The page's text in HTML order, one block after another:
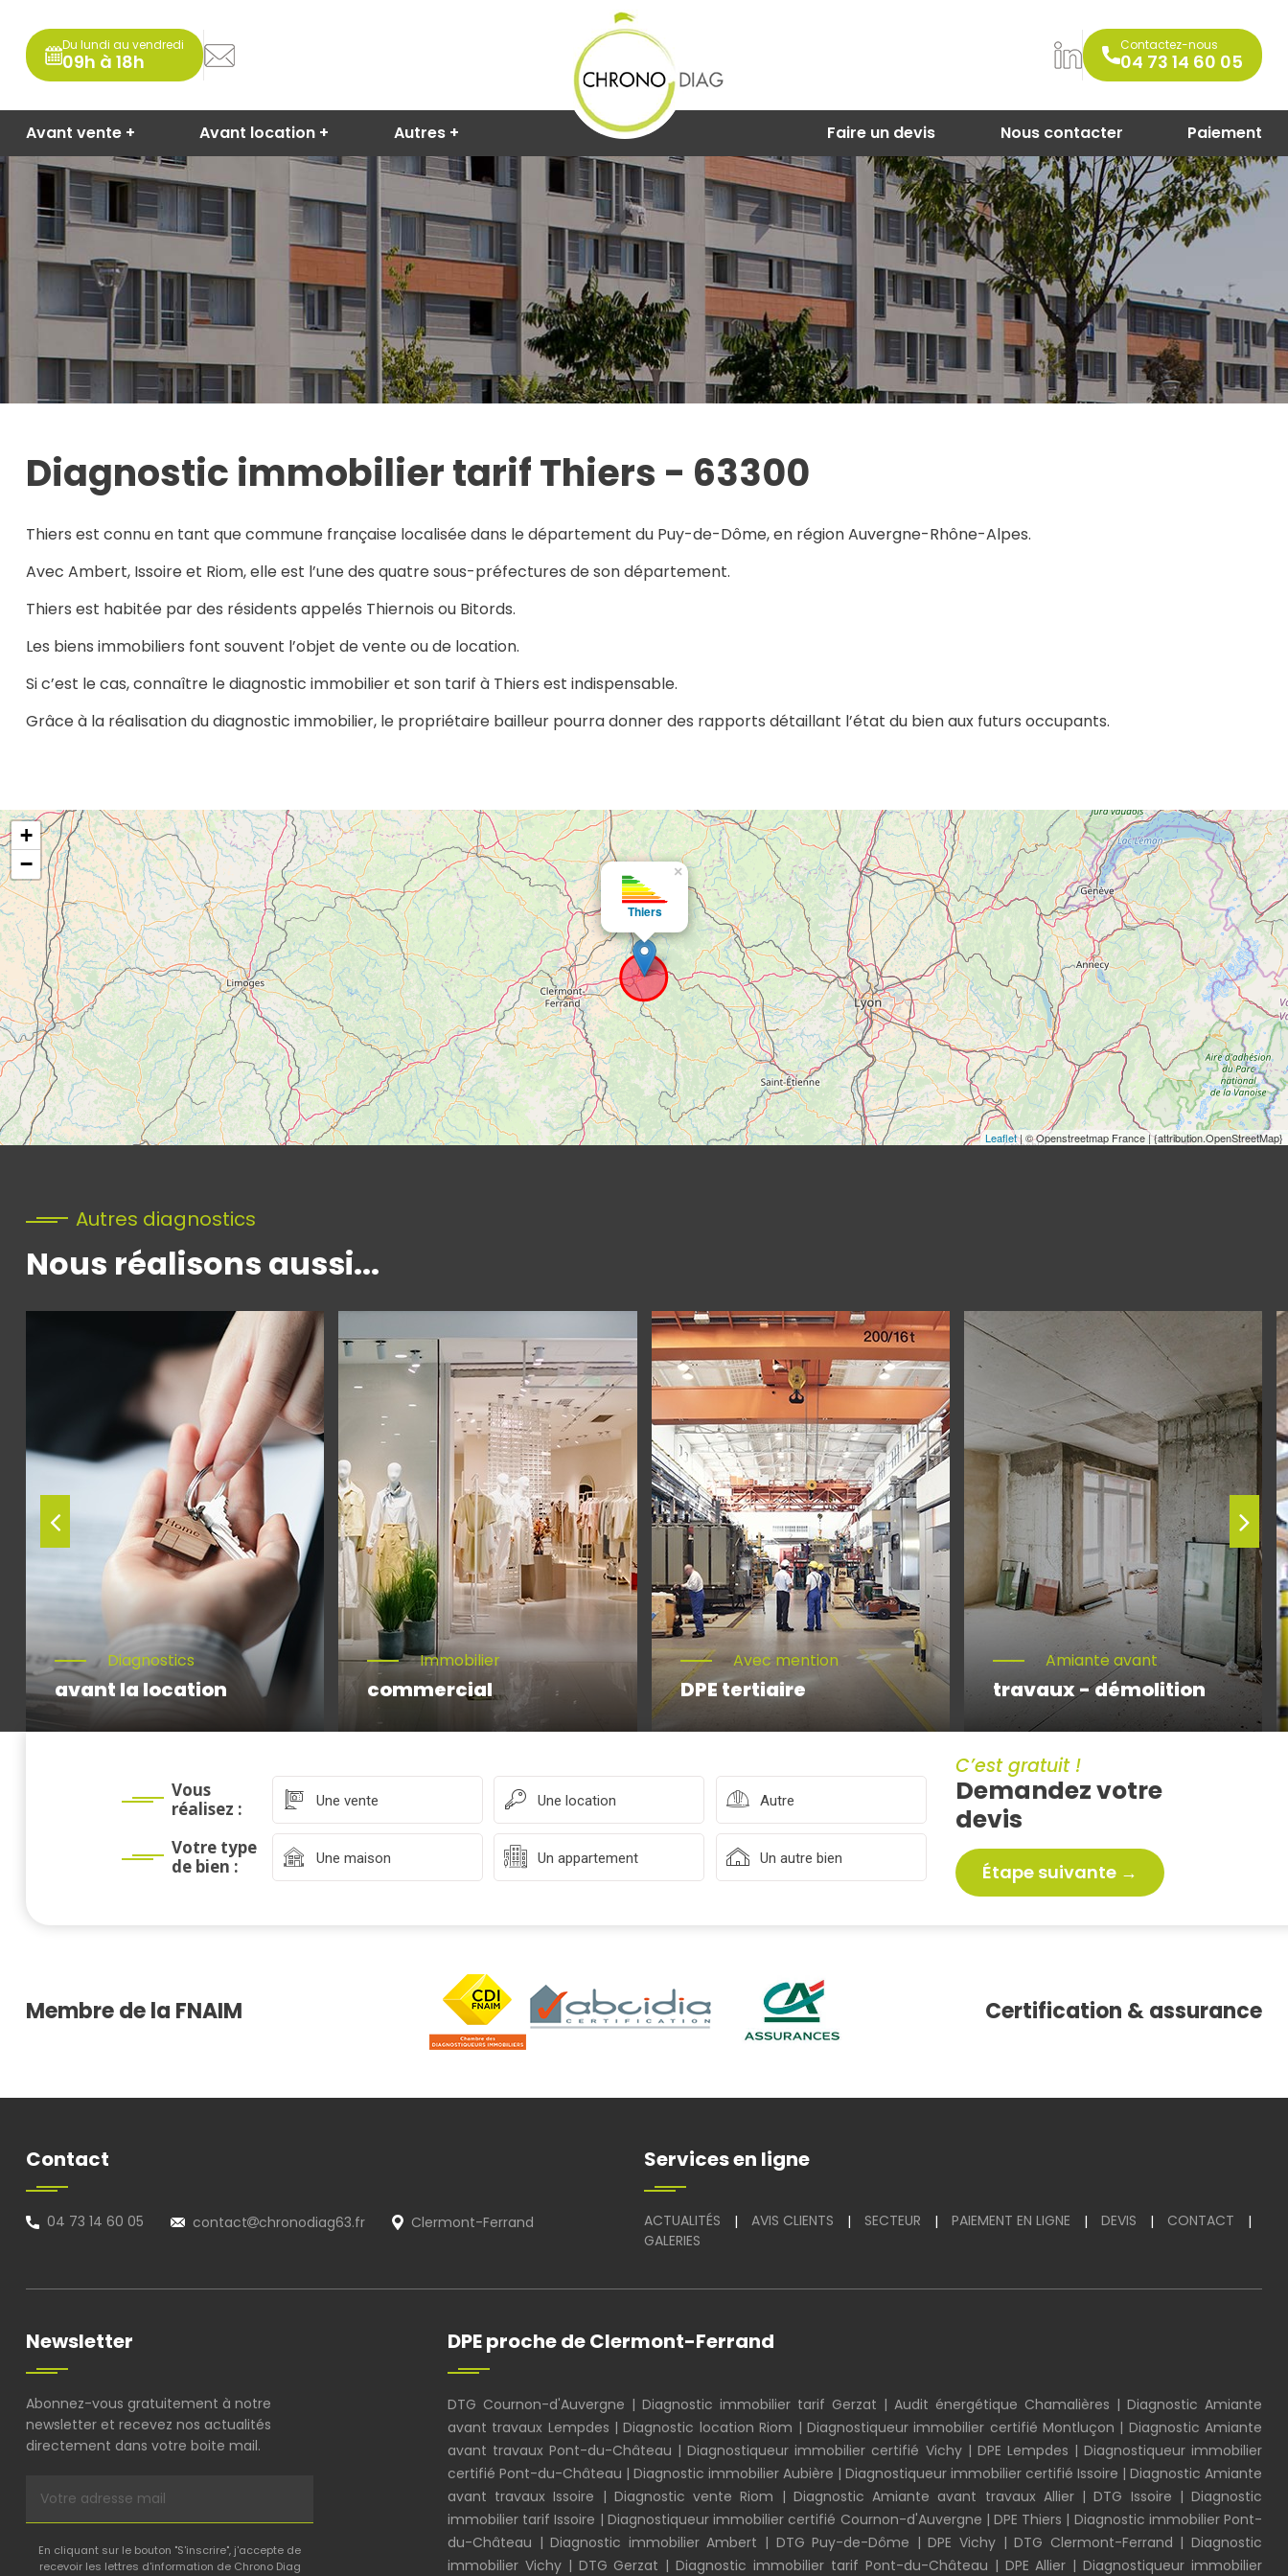
Du lundi au vendredi
09h à 18h
Contactez-nous
04 73 14 60 05
Avant vente Avant location Autres Faire un devis Nous contacter Paiement
Diagnostic immobilier tarif Thiers - 63300
Thiers est connu en tant que commune française localisée dans le département du Puy-de-Dôme, en région Auvergne-Rhône-Alpes.
Avec Ambert, Issoire et Riom, elle est l’une des quatre sous-préfectures de son département.
Thiers est habitée par des résidents appelés Thiernois ou Bitords.
Les biens immobiliers font souvent l’objet de vente ou de location.
Si c’est le cas, connaître le diagnostic immobilier et son tarif à Thiers est indispensable.
Grâce à la réalisation du diagnostic immobilier, le propriétaire bailleur pourra donner des rapports détaillant l’état du bien aux futurs occupants.
Thiers
×
+
−
Leaflet| © Openstreetmap France | {attribution.OpenStreetMap}
Autres diagnostics
Nous réalisons aussi...
Diagnostics
avant la location
Immobilier
commercial
Avec mention
DPE tertiaire
Amiante avant
travaux - démolition
Vous
réalisez :
Une vente Une location Autre
Votre type
de bien :
Une maison Un appartement Un autre bien
C’est gratuit !
Demandez votre
devis
Étape suivante →
Membre de la FNAIM Certification & assurance
Contact
04 73 14 60 05 contact chronodiag63.fr Clermont-Ferrand
Services en ligne
ACTUALITÉS | AVIS CLIENTS | SECTEUR | PAIEMENT EN LIGNE | DEVIS | CONTACT
|
GALERIES
Newsletter
Abonnez-vous gratuitement à notre
newsletter et recevez nos actualités
directement dans votre boite mail.
En cliquant sur le bouton "S'inscrire", j'accepte de
recevoir les lettres d'information de Chrono Diag
DPE proche de Clermont-Ferrand
DTG Cournon-d'Auvergne | Diagnostic immobilier tarif Gerzat | Audit énergétique Chamalières | Diagnostic Amiante
avant travaux Lempdes |Diagnostic location Riom | Diagnostiqueur immobilier certifié Montluçon | Diagnostic Amiante
avant travaux Pont-du-Château |Diagnostiqueur immobilier certifié Vichy| DPE Lempdes | Diagnostiqueur immobilier
certifié Pont-du-Château | Diagnostic immobilier Aubière | Diagnostiqueur immobilier certifié Issoire | Diagnostic Amiante
avant travaux Issoire | Diagnostic vente Riom | Diagnostic Amiante avant travaux Allier|DTG Issoire |Diagnostic
immobilier tarif Issoire | Diagnostiqueur immobilier certifié Cournon-d'Auvergne | DPE Thiers | Diagnostic immobilier Pont-
du-Château |Diagnostic immobilier Ambert | DTG Puy-de-Dôme |DPE Vichy |DTG Clermont-Ferrand |Diagnostic
immobilier Vichy| DTG Gerzat |Diagnostic immobilier tarif Pont-du-Château | DPE Allier |Diagnostiqueur immobilier